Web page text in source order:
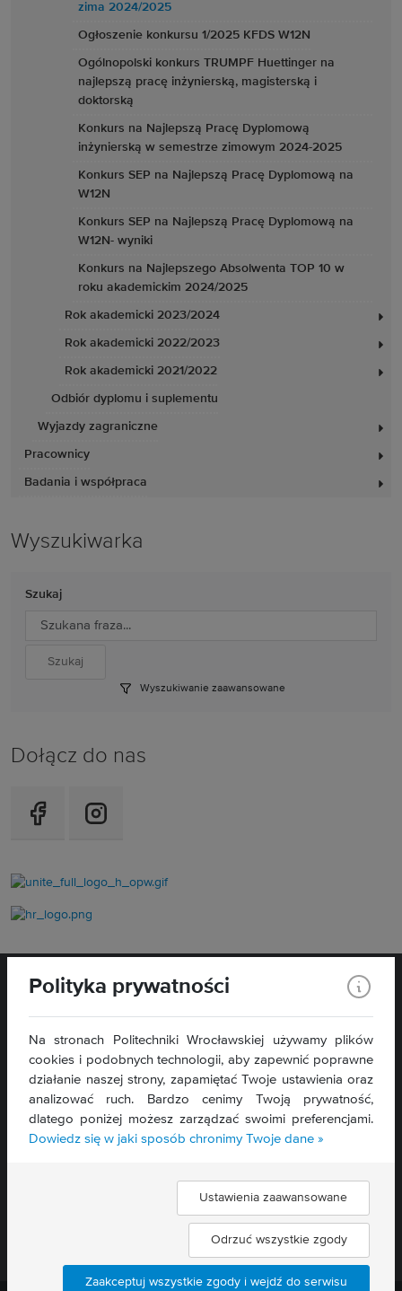
zima 2024/2025
Ogłoszenie konkursu 1/2025 KFDS W12N
Ogólnopolski konkurs TRUMPF Huettinger na
najlepszą pracę inżynierską, magisterską i
doktorską
Konkurs na Najlepszą Pracę Dyplomową
inżynierską w semestrze zimowym 2024-2025
Konkurs SEP na Najlepszą Pracę Dyplomową na
W12N
Konkurs SEP na Najlepszą Pracę Dyplomową na
W12N- wyniki
Konkurs na Najlepszego Absolwenta TOP 10 w
roku akademickim 2024/2025
Rok akademicki 2023/2024
Rok akademicki 2022/2023
Rok akademicki 2021/2022
Odbiór dyplomu i suplementu
Wyjazdy zagraniczne
Pracownicy
Badania i współpraca
Wyszukiwarka
Szukaj
Wyszukiwanie zaawansowane
Dołącz do nas
FOTONIKI I MIKROSYSTEMÓW
50-372 Wrocław
Polityka prywatności
Na stronach Politechniki Wrocławskiej używamy plików
cookies i podobnych technologii, aby zapewnić poprawne
działanie naszej strony, zapamiętać Twoje ustawienia oraz
analizować ruch. Bardzo cenimy Twoją prywatność,
dlatego poniżej możesz zarządzać swoimi preferencjami.
Dowiedz się w jaki sposób chronimy Twoje dane »
Ustawienia zaawansowane
Odrzuć wszystkie zgody
Zaakceptuj wszystkie zgody i wejdź do serwisu